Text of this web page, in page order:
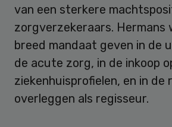
van een sterkere
zorgverzekeraars. Hermans
breed mandaat geven in de
de acute zorg, in de inkoop
ziekenhuisprofielen, en in de
overleggen als regisseur.